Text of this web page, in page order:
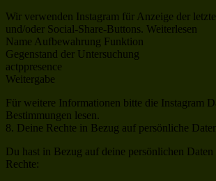
Wir verwenden Instagram für Anzeige der
und/oder Social-Share-Buttons. Weiterlesen
Name Aufbewahrung Funktion
Gegenstand der Untersuchung
actppresence
Weitergabe
Für weitere Informationen bitte die Instagram
Bestimmungen lesen.
8. Deine Rechte in Bezug auf persönliche
Du hast in Bezug auf deine persönlichen
Rechte: